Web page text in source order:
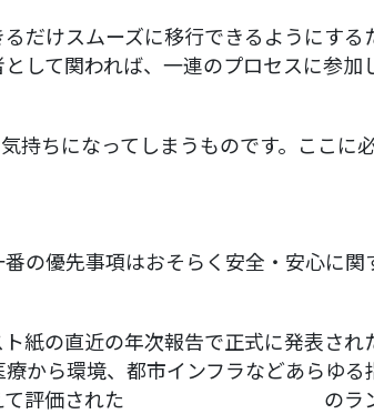
だけスムーズに移行できるようにする
して関われば、一連のプロセスに参
持ちになってしまうものです。ここに
の優先事項はおそらく安全・安心に関
紙の直近の年次報告で正式に発表さ
から環境、都市インフラなどあらゆ
評価された
のラ